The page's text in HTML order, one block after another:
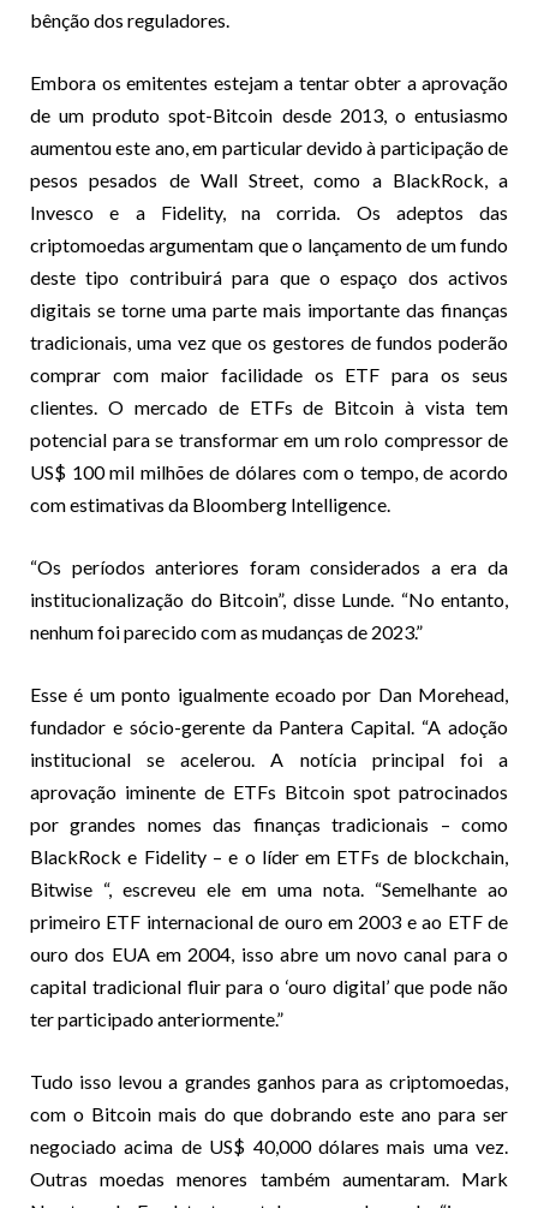
bênção dos reguladores.
Embora os emitentes estejam a tentar obter a aprovação
de um produto spot-Bitcoin desde 2013, o entusiasmo
aumentou este ano, em particular devido à participação de
pesos pesados de Wall Street, como a BlackRock, a
Invesco e a Fidelity, na corrida. Os adeptos das
criptomoedas argumentam que o lançamento de um fundo
deste tipo contribuirá para que o espaço dos activos
digitais se torne uma parte mais importante das finanças
tradicionais, uma vez que os gestores de fundos poderão
comprar com maior facilidade os ETF para os seus
clientes. O mercado de ETFs de Bitcoin à vista tem
potencial para se transformar em um rolo compressor de
US$ 100 mil milhões de dólares com o tempo, de acordo
com estimativas da Bloomberg Intelligence.
“Os períodos anteriores foram considerados a era da
institucionalização do Bitcoin”, disse Lunde. “No entanto,
nenhum foi parecido com as mudanças de 2023.”
Esse é um ponto igualmente ecoado por Dan Morehead,
fundador e sócio-gerente da Pantera Capital. “A adoção
institucional se acelerou. A notícia principal foi a
aprovação iminente de ETFs Bitcoin spot patrocinados
por grandes nomes das finanças tradicionais – como
BlackRock e Fidelity – e o líder em ETFs de blockchain,
Bitwise “, escreveu ele em uma nota. “Semelhante ao
primeiro ETF internacional de ouro em 2003 e ao ETF de
ouro dos EUA em 2004, isso abre um novo canal para o
capital tradicional fluir para o ‘ouro digital’ que pode não
ter participado anteriormente.”
Tudo isso levou a grandes ganhos para as criptomoedas,
com o Bitcoin mais do que dobrando este ano para ser
negociado acima de US$ 40,000 dólares mais uma vez.
Outras moedas menores também aumentaram. Mark